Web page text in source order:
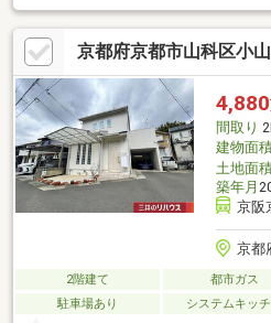
ワールーム 有◆小屋裏収納 有◆室
京都府京都市山科区小
4,880
間取り
建物面
土地面
築年月
京阪
京都
2階建て 都市ガス
駐車場あり
システムキッ